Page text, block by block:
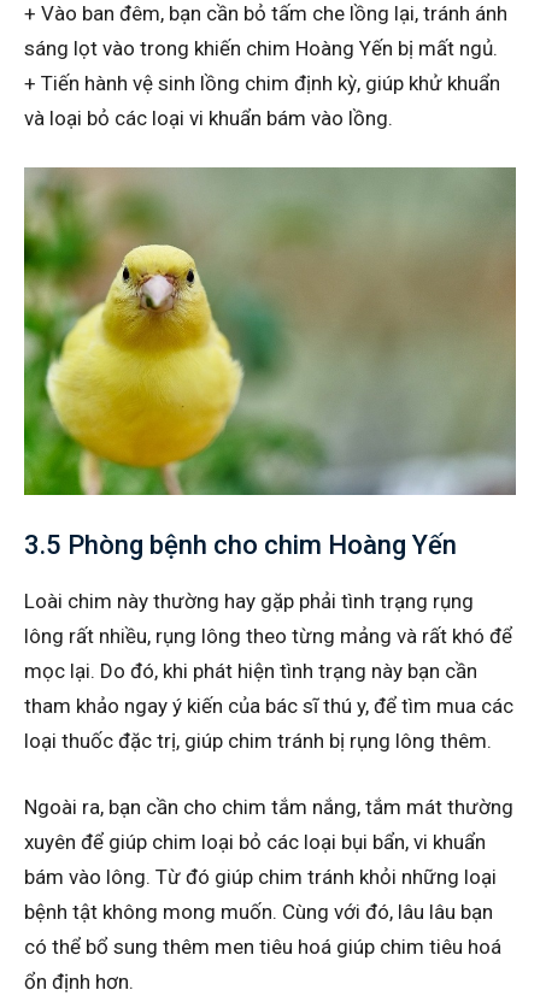
+ Vào ban đêm, bạn cần bỏ tấm che lồng lại, tránh ánh
sáng lọt vào trong khiến chim Hoàng Yến bị mất ngủ.
+ Tiến hành vệ sinh lồng chim định kỳ, giúp khử khuẩn
và loại bỏ các loại vi khuẩn bám vào lồng.
3.5 Phòng bệnh cho chim Hoàng Yến
Loài chim này thường hay gặp phải tình trạng rụng
lông rất nhiều, rụng lông theo từng mảng và rất khó để
mọc lại. Do đó, khi phát hiện tình trạng này bạn cần
tham khảo ngay ý kiến của bác sĩ thú y, để tìm mua các
loại thuốc đặc trị, giúp chim tránh bị rụng lông thêm.
Ngoài ra, bạn cần cho chim tắm nắng, tắm mát thường
xuyên để giúp chim loại bỏ các loại bụi bẩn, vi khuẩn
bám vào lông. Từ đó giúp chim tránh khỏi những loại
bệnh tật không mong muốn. Cùng với đó, lâu lâu bạn
có thể bổ sung thêm men tiêu hoá giúp chim tiêu hoá
ổn định hơn.